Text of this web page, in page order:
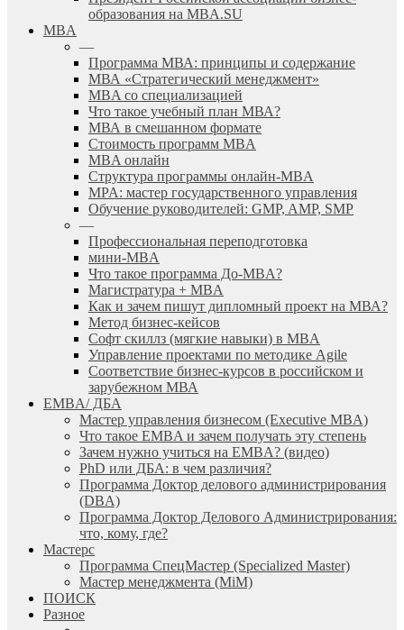
образования на MBA.SU
MBA
—
Программа МВА: принципы и содержание
МВА «Cтратегический менеджмент»
MBA со специализацией
Что такое учебный план МВА?
МВА в смешанном формате
Стоимость программ MBA
MBA онлайн
Cтруктура программы онлайн-MBA
MPA: мастер государственного управления
Обучение руководителей: GMP, AMP, SMP
—
Профессиональная переподготовка
мини-MBA
Что такое программа До-MBA?
Магистратура + MBA
Как и зачем пишут дипломный проект на МВА?
Метод бизнес-кейсов
Софт скиллз (мягкие навыки) в MBA
Управление проектами по методике Agile
Соответствие бизнес-курсов в российском и
зарубежном МВА
EMBA/ ДБA
Мастер управления бизнесом (Executive MBA)
Что такое EMBA и зачем получать эту степень
Зачем нужно учиться на EMBA? (видео)
PhD или ДБА: в чем различия?
Программа Доктор делового администрирования
(DBА)
Программа Доктор Делового Администрирования:
что, кому, где?
Мастерс
Программа СпецМастер (Specialized Master)
Мастер менеджмента (MiM)
ПОИСК
Разное